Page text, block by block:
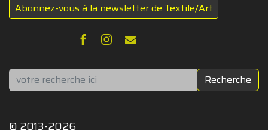
Abonnez-vous à la newsletter de Textile/Art
Rechercher Recherche
© 2013-2026